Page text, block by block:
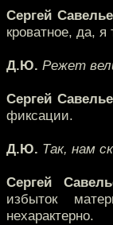
Сергей
кроватное, да,
Д.Ю. Режет
Сергей
фиксации.
Д.Ю. Так, нам
Сергей
избыток
нехарактерно.